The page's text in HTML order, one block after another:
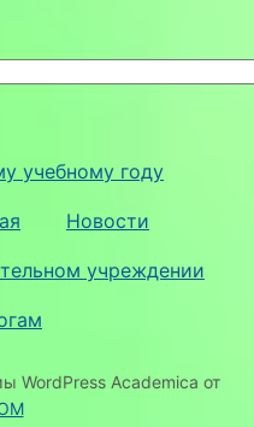
учебному году
Новости
учреждении
WordPress Academica от